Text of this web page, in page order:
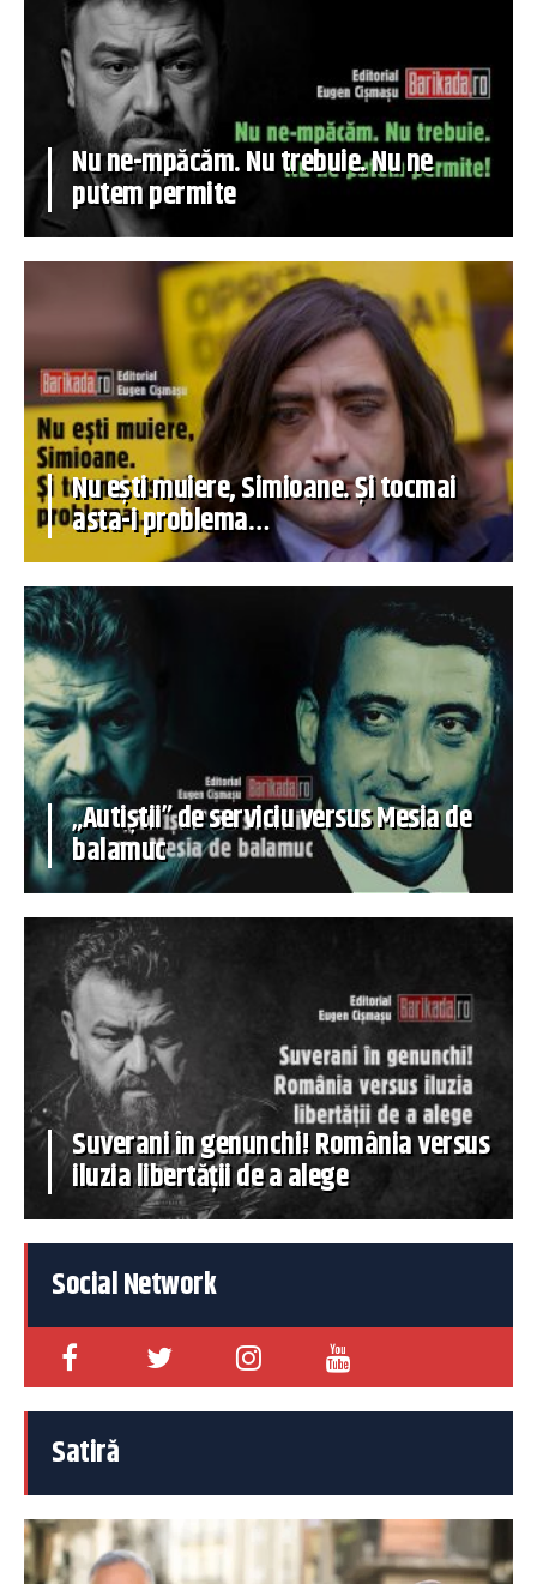
Nu ne-mpăcăm. Nu trebuie. Nu ne
putem permite
Nu ești muiere, Simioane. Și tocmai
asta-i problema…
„Autiștii” de serviciu versus Mesia de
balamuc
Suverani în genunchi! România versus
iluzia libertății de a alege
Social Network
Satiră